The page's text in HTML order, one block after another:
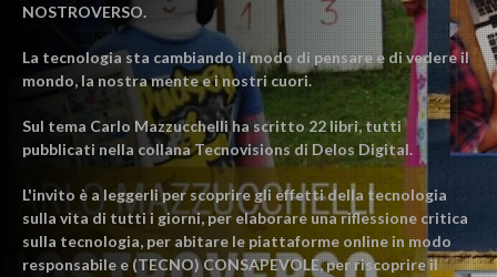
NOSTROVERSO.
La tecnologia sta cambiando il modo di pensare e di vedere il
mondo, la nostra mente e i nostri cuori.
Sul tema Carlo Mazzucchelli ha scritto 22 libri, tutti
pubblicati nella collana Tecnovisions di Delos Digital.
L'invito è a leggerli per scoprire gli effetti della tecnologia
sulla vita di tutti i giorni, per elaborare una riflessione critica
sulla tecnologia, per abitare le piattaforme online in modo
responsabile e (TECNO) CONSAPEVOLE, per riscoprire il